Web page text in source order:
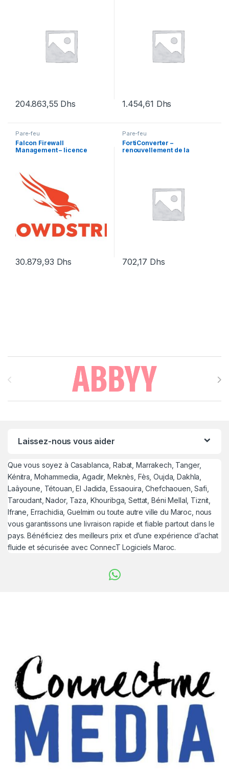
204.863,55 Dhs 1.454,61 Dhs
Pare-feu
Falcon Firewall
Management – licence
30.879,93 Dhs
Pare-feu
FortiConverter –
renouvellement de la
702,17 Dhs
Brands Carousel
Laissez-nous vous aider
Que vous soyez à Casablanca, Rabat, Marrakech, Tanger,
Kénitra, Mohammedia, Agadir, Meknès, Fès, Oujda, Dakhla,
Laâyoune, Tétouan, El Jadida, Essaouira, Chefchaouen, Safi,
Taroudant, Nador, Taza, Khouribga, Settat, Béni Mellal, Tiznit,
Ifrane, Errachidia, Guelmim ou toute autre ville du Maroc, nous
vous garantissons une livraison rapide et fiable partout dans le
pays. Bénéficiez des meilleurs prix et d’une expérience d’achat
fluide et sécurisée avec ConnecT Logiciels Maroc.